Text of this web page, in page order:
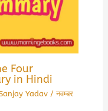
Four
in Hindi
Yadav /नवम्बर